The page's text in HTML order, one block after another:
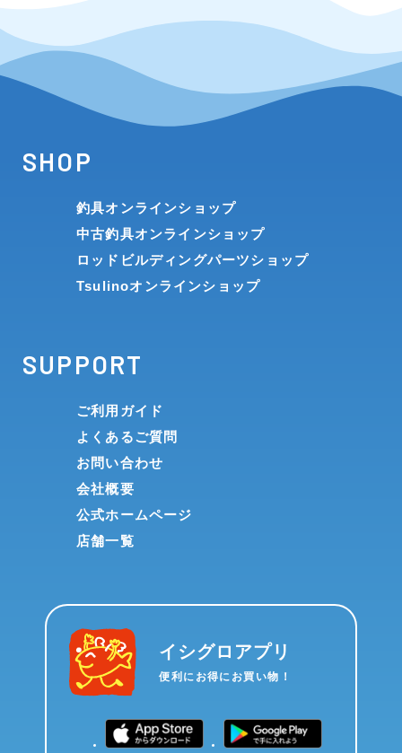
SHOP
釣具オンラインショップ
中古釣具オンラインショップ
ロッドビルディングパーツショップ
Tsulinoオンラインショップ
SUPPORT
ご利用ガイド
よくあるご質問
お問い合わせ
会社概要
公式ホームページ
店舗一覧
イシグロアプリ
便利にお得にお買い物！